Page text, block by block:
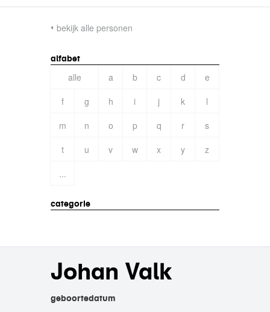
bekijk alle personen
alfabet
alle a b c d
e
f
g h i j k
l
m
n o p q r
s
t
u v w x y
z
...
categorie
Johan Valk
geboortedatum